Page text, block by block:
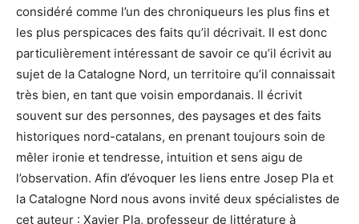
considéré comme l’un des chroniqueurs les plus fins et
les plus perspicaces des faits qu’il décrivait. Il est donc
particulièrement intéressant de savoir ce qu’il écrivit au
sujet de la Catalogne Nord, un territoire qu’il connaissait
très bien, en tant que voisin empordanais. Il écrivit
souvent sur des personnes, des paysages et des faits
historiques nord-catalans, en prenant toujours soin de
mêler ironie et tendresse, intuition et sens aigu de
l’observation. Afin d’évoquer les liens entre Josep Pla et
la Catalogne Nord nous avons invité deux spécialistes de
cet auteur : Xavier Pla, professeur de littérature à